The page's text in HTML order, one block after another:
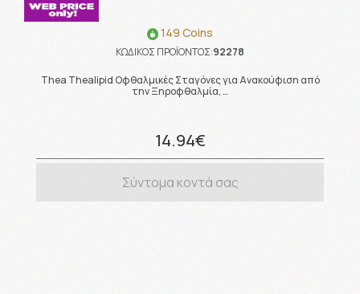
149 Coins
ΚΩΔΙΚΟΣ ΠΡΟΪΟΝΤΟΣ:92278
Thea Thealipid Οφθαλμικές Σταγόνες για Ανακούφιση από
την Ξηροφθαλμία, …
14.94€
Σύντομα κοντά σας